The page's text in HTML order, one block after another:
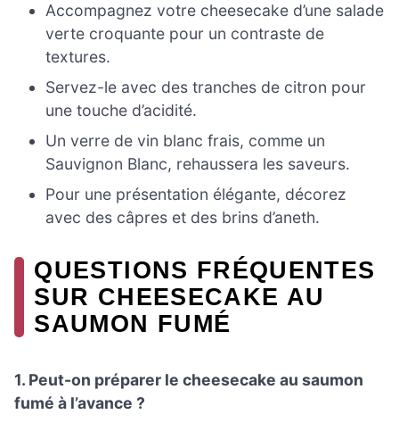
Accompagnez votre cheesecake d’une salade
verte croquante pour un contraste de
textures.
Servez-le avec des tranches de citron pour
une touche d’acidité.
Un verre de vin blanc frais, comme un
Sauvignon Blanc, rehaussera les saveurs.
Pour une présentation élégante, décorez
avec des câpres et des brins d’aneth.
QUESTIONS FRÉQUENTES
SUR CHEESECAKE AU
SAUMON FUMÉ
1. Peut-on préparer le cheesecake au saumon
fumé à l’avance ?